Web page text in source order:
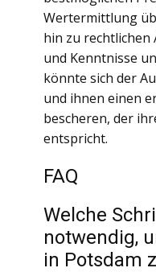
Wertermittlung
hin zu rechtlichen
und Kenntnisse
könnte sich der
und ihnen einen
bescheren, der
entspricht.
FAQ
Welche
notwendig,
in Potsdam